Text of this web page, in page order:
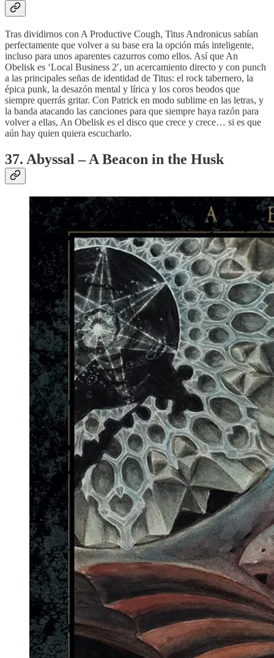
Tras dividirnos con A Productive Cough, Titus Andronicus sabían
perfectamente que volver a su base era la opción más inteligente,
incluso para unos aparentes cazurros como ellos. Así que An
Obelisk es ‘Local Business 2′, un acercamiento directo y con punch
a las principales señas de identidad de Titus: el rock tabernero, la
épica punk, la desazón mental y lírica y los coros beodos que
siempre querrás gritar. Con Patrick en modo sublime en las letras, y
la banda atacando las canciones para que siempre haya razón para
volver a ellas, An Obelisk es el disco que crece y crece… si es que
aún hay quien quiera escucharlo.
37. Abyssal – A Beacon in the Husk